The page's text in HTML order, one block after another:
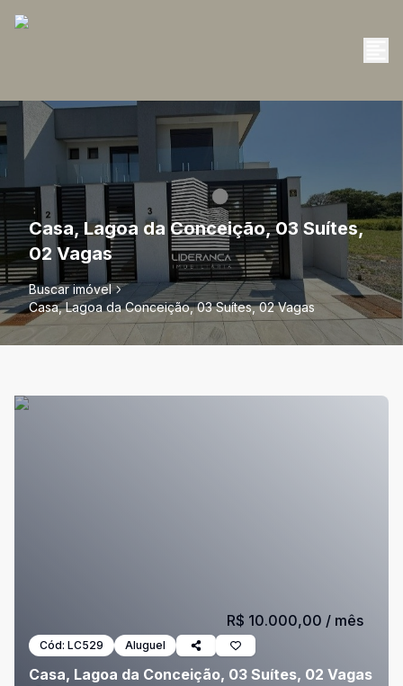
Casa, Lagoa da Conceição, 03 Suítes,
02 Vagas
Buscar imóvel
Casa, Lagoa da Conceição, 03 Suítes, 02 Vagas
Cód: LC529 Aluguel
Casa, Lagoa da Conceição, 03 Suítes, 02 Vagas
R$ 10.000,00 / mês